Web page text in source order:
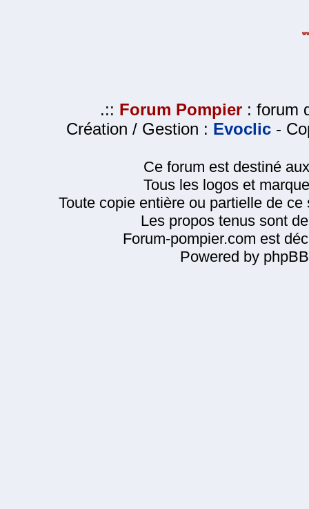
.:: Forum Pompier : forum
Création / Gestion : Evoclic -
Ce forum est destiné
Tous les logos et
Toute copie entière ou partielle de
Les propos tenus sont
Forum-pompier.com est
Powered by